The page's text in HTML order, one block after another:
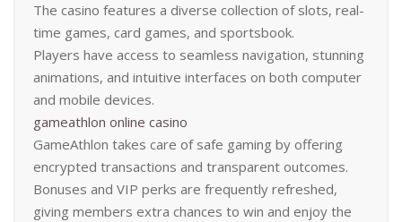
The casino features a diverse collection of slots, real-
time games, card games, and sportsbook.
Players have access to seamless navigation, stunning
animations, and intuitive interfaces on both computer
and mobile devices.
gameathlon online casino
GameAthlon takes care of safe gaming by offering
encrypted transactions and transparent outcomes.
Bonuses and VIP perks are frequently refreshed,
giving members extra chances to win and enjoy the